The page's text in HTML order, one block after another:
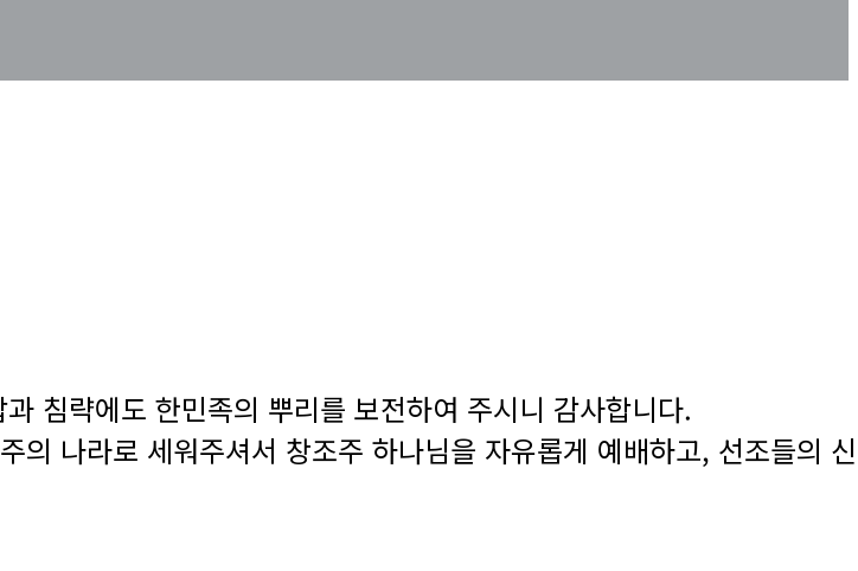
침략에도 한민족의 뿌리를 보전하여 주시니 감사합니다.
의 나라로 세워주셔서 창조주 하나님을 자유롭게 예배하고, 선조들의